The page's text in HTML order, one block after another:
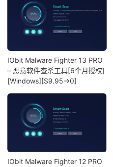
IObit Malware Fighter 13 PRO
– 恶意软件查杀工具[6个月授权]
[Windows][$9.95→0]
IObit Malware Fighter 12 PRO